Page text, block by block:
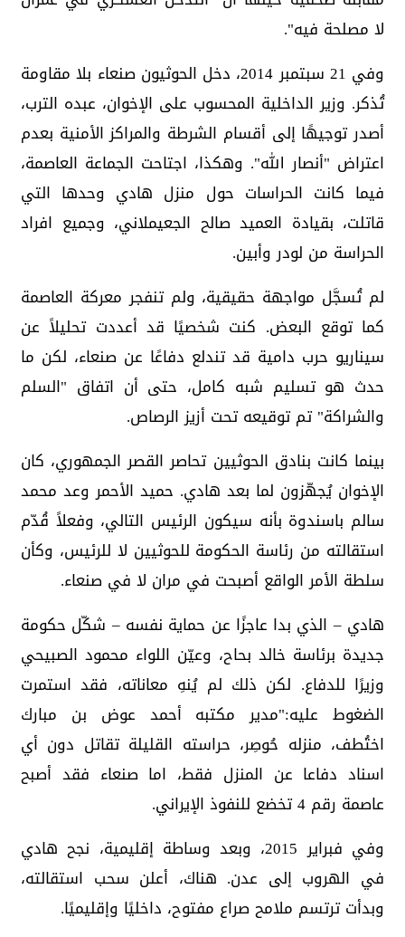
لا مصلحة فيه".
وفي 21 سبتمبر 2014، دخل الحوثيون صنعاء بلا مقاومة
تُذكر. وزير الداخلية المحسوب على الإخوان، عبده الترب،
أصدر توجيهًا إلى أقسام الشرطة والمراكز الأمنية بعدم
اعتراض "أنصار الله". وهكذا، اجتاحت الجماعة العاصمة،
فيما كانت الحراسات حول منزل هادي وحدها التي
قاتلت، بقيادة العميد صالح الجعيملاني، وجميع افراد
الحراسة من لودر وأبين.
لم تُسجَّل مواجهة حقيقية، ولم تنفجر معركة العاصمة
كما توقع البعض. كنت شخصيًا قد أعددت تحليلاً عن
سيناريو حرب دامية قد تندلع دفاعًا عن صنعاء، لكن ما
حدث هو تسليم شبه كامل، حتى أن اتفاق "السلم
والشراكة" تم توقيعه تحت أزيز الرصاص.
بينما كانت بنادق الحوثيين تحاصر القصر الجمهوري، كان
الإخوان يُجهّزون لما بعد هادي. حميد الأحمر وعد محمد
سالم باسندوة بأنه سيكون الرئيس التالي، وفعلاً قُدّم
استقالته من رئاسة الحكومة للحوثيين لا للرئيس، وكأن
سلطة الأمر الواقع أصبحت في مران لا في صنعاء.
هادي – الذي بدا عاجزًا عن حماية نفسه – شكّل حكومة
جديدة برئاسة خالد بحاح، وعيّن اللواء محمود الصبيحي
وزيرًا للدفاع. لكن ذلك لم يُنهِ معاناته، فقد استمرت
الضغوط عليه:"مدير مكتبه أحمد عوض بن مبارك
اختُطف، منزله حُوصِر، حراسته القليلة تقاتل دون أي
اسناد دفاعا عن المنزل فقط، اما صنعاء فقد أصبح
عاصمة رقم 4 تخضع للنفوذ الإيراني.
وفي فبراير 2015، وبعد وساطة إقليمية، نجح هادي
في الهروب إلى عدن. هناك، أعلن سحب استقالته،
وبدأت ترتسم ملامح صراع مفتوح، داخليًا وإقليميًا.